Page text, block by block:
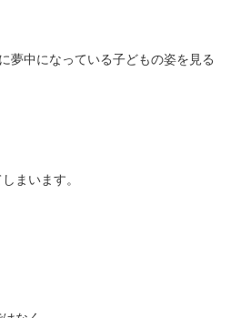
夢中になっている子どもの姿を見る
まいます。